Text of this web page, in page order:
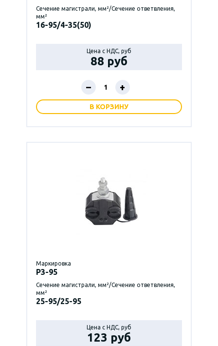
Сечение магистрали, мм²/Сечение ответвления,
мм²
16-95/4-35(50)
Цена с НДС, руб
88 руб
– +
В КОРЗИНУ
Маркировка
P3-95
Сечение магистрали, мм²/Сечение ответвления,
мм²
25-95/25-95
Цена с НДС, руб
123 руб